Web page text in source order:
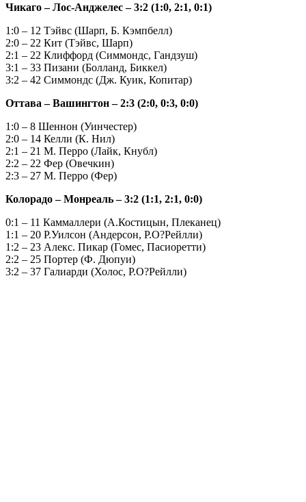
Чикаго – Лос-Анджелес – 3:2 (1:0, 2:1, 0:1)
1:0 – 12 Тэйвс (Шарп, Б. Кэмпбелл)
2:0 – 22 Кит (Тэйвс, Шарп)
2:1 – 22 Клиффорд (Симмондс, Гандзуш)
3:1 – 33 Пизани (Болланд, Биккел)
3:2 – 42 Симмондс (Дж. Куик, Копитар)
Оттава – Вашингтон – 2:3 (2:0, 0:3, 0:0)
1:0 – 8 Шеннон (Уинчестер)
2:0 – 14 Келли (К. Нил)
2:1 – 21 М. Перро (Лайк, Кнубл)
2:2 – 22 Фер (Овечкин)
2:3 – 27 М. Перро (Фер)
Колорадо – Монреаль – 3:2 (1:1, 2:1, 0:0)
0:1 – 11 Каммаллери (А.Костицын, Плеканец)
1:1 – 20 Р.Уилсон (Андерсон, Р.О?Рейлли)
1:2 – 23 Алекс. Пикар (Гомес, Пасиоретти)
2:2 – 25 Портер (Ф. Дюпуи)
3:2 – 37 Галиарди (Холос, Р.О?Рейлли)